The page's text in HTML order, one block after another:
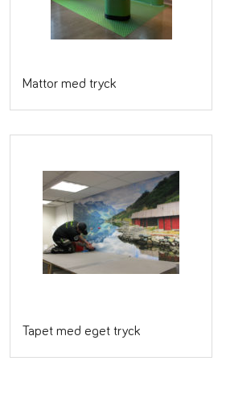
Mattor med tryck
Tapet med eget tryck